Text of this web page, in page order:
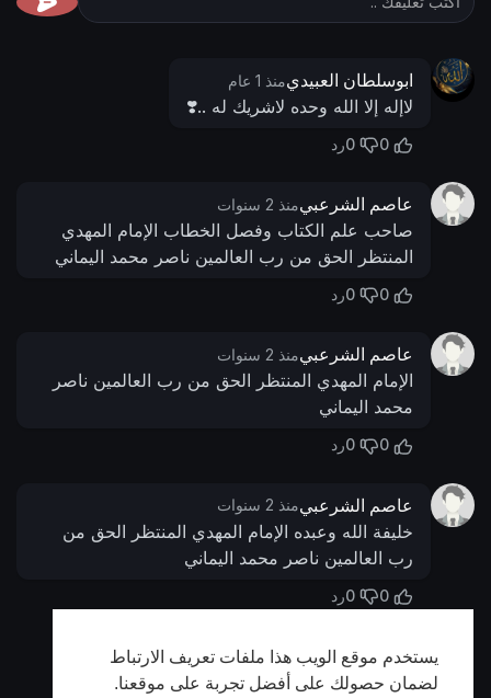
يستخدم موقع الويب هذا ملفات تعريف الارتباط
لضمان حصولك على أفضل تجربة على موقعنا.
ابوسلطان العبيديمنذ 1 عام
لاإله إلا الله وحده لاشريك له ..❣️
0
0رد
عاصم الشرعبيمنذ 2 سنوات
صاحب علم الكتاب وفصل الخطاب الإمام المهدي
المنتظر الحق من رب العالمين ناصر محمد اليماني
0
0رد
عاصم الشرعبيمنذ 2 سنوات
الإمام المهدي المنتظر الحق من رب العالمين ناصر
محمد اليماني
0
0رد
عاصم الشرعبيمنذ 2 سنوات
خليفة الله وعبده الإمام المهدي المنتظر الحق من
رب العالمين ناصر محمد اليماني
0
0رد
أظهر المزيد